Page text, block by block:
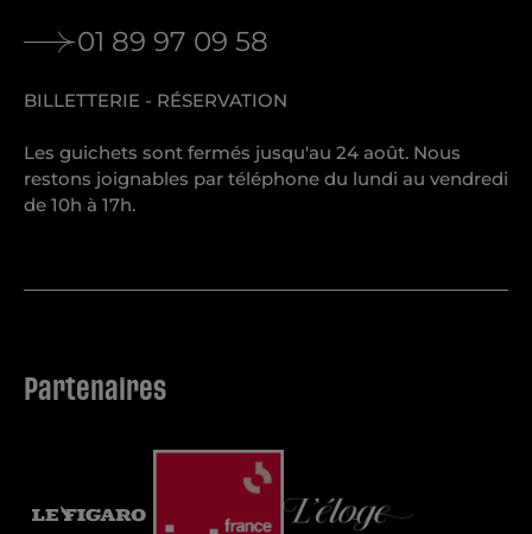
01 89 97 09 58
BILLETTERIE - RÉSERVATION
Les guichets sont fermés jusqu'au 24 août. Nous
restons joignables par téléphone du lundi au vendredi
de 10h à 17h.
Partenaires